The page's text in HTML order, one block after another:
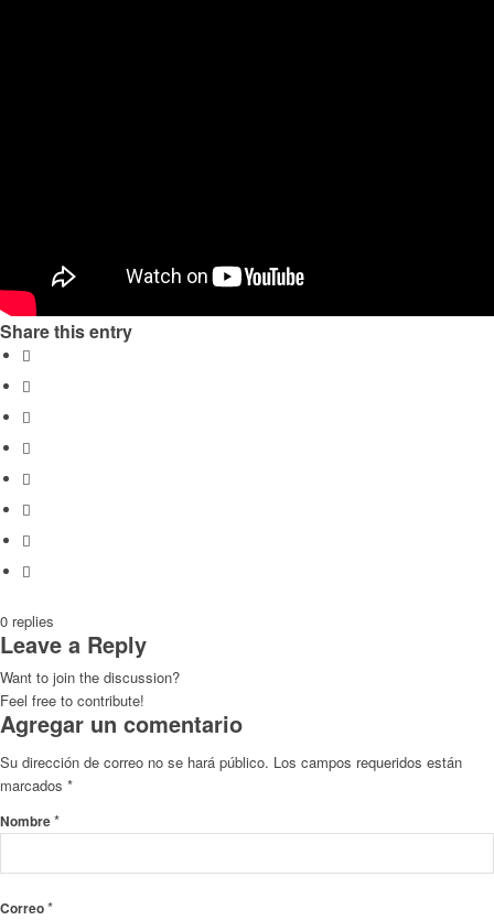
Share this entry
0 replies
Leave a Reply
Want to join the discussion?
Feel free to contribute!
Agregar un comentario
Su dirección de correo no se hará público. Los campos requeridos están
marcados *
Nombre*
Correo*